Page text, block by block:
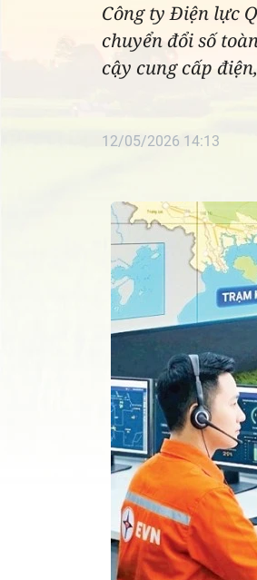
Công ty Điện lực
chuyển đổi số
cậy cung cấp
12/05/2026 14:13